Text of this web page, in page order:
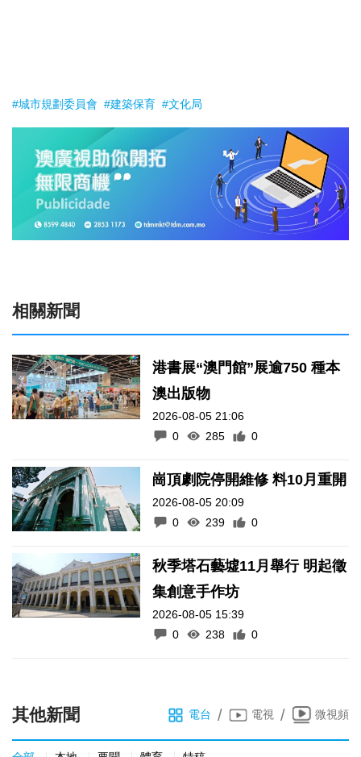
#城市規劃委員會 #建築保育 #文化局
相關新聞
港書展“澳門館”展逾750 種本
澳出版物
2026-08-05 21:06
0
285 0
崗頂劇院停開維修 料10月重開
2026-08-05 20:09
0
239 0
秋季塔石藝墟11月舉行 明起徵
集創意手作坊
2026-08-05 15:39
0
238 0
其他新聞 電台 / 電視 / 微視頻